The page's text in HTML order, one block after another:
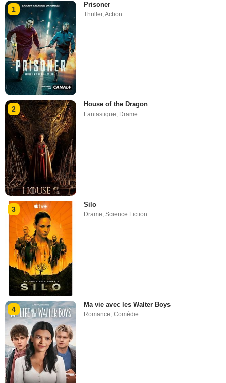
1
Prisoner
Thriller,Action
2
House of the Dragon
Fantastique, Drame
3
Silo
Drame ,Science Fiction
4
Ma vie avec les Walter Boys
Romance,Comédie